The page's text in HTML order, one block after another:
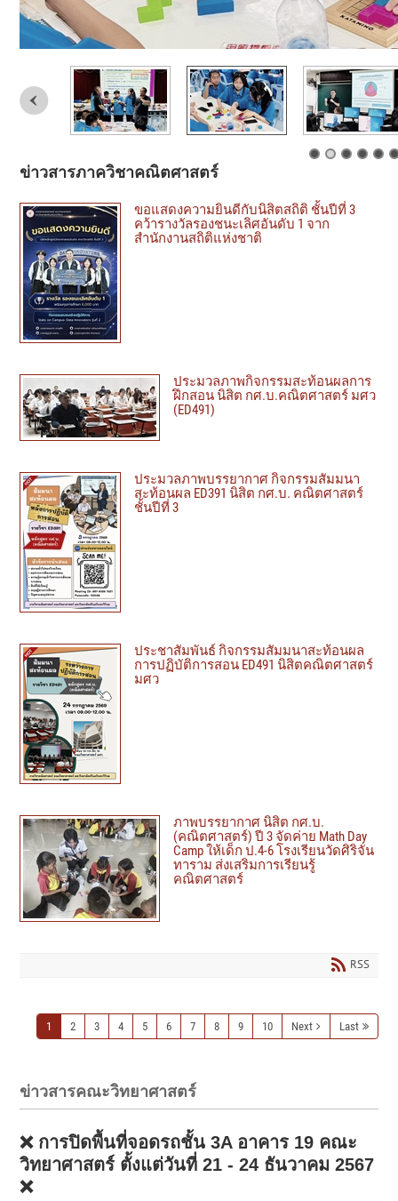
ข่าวสารภาควิชาคณิตศาสตร์
ขอแสดงความยินดีกับนิสิตสถิติ ชั้นปีที่ 3
คว้ารางวัลรองชนะเลิศอันดับ 1 จาก
สำนักงานสถิติแห่งชาติ
ประมวลภาพกิจกรรมสะท้อนผลการ
ฝึกสอน นิสิต กศ.บ.คณิตศาสตร์ มศว
(ED491)
ประมวลภาพบรรยากาศ กิจกรรมสัมมนา
สะท้อนผล ED391 นิสิต กศ.บ. คณิตศาสตร์
ชั้นปีที่ 3
ประชาสัมพันธ์ กิจกรรมสัมมนาสะท้อนผล
การปฏิบัติการสอน ED491 นิสิตคณิตศาสตร์
มศว
ภาพบรรยากาศ นิสิต กศ.บ.
(คณิตศาสตร์) ปี 3 จัดค่าย Math Day
Camp ให้เด็ก ป.4-6 โรงเรียนวัดศิริจัน
ทาราม ส่งเสริมการเรียนรู้
คณิตศาสตร์
RSS
1 2 3 4 5 6 7 8 9 10 Next Last
ข่าวสารคณะวิทยาศาสตร์
❌ การปิดพื้นที่จอดรถชั้น 3A อาคาร 19 คณะ
วิทยาศาสตร์ ตั้งแต่วันที่ 21 - 24 ธันวาคม 2567
❌